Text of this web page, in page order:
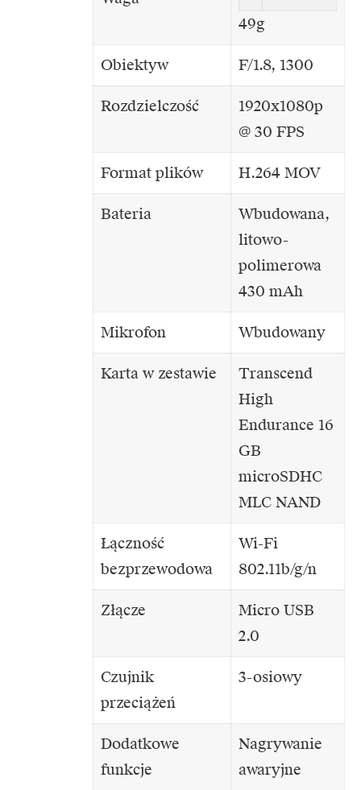
49g
Obiektyw F/1.8, 1300
Rozdzielczość
1920x1080p
@ 30 FPS
Format plików H.264 MOV
Bateria
Wbudowana,
litowo-
polimerowa
430 mAh
Mikrofon Wbudowany
Karta w zestawie
Transcend
High
Endurance 16
GB
microSDHC
MLC NAND
Łączność
bezprzewodowa
Wi-Fi
802.11b/g/n
Złącze
Micro USB
2.0
Czujnik
przeciążeń
3-osiowy
Dodatkowe
funkcje
Nagrywanie
awaryjne